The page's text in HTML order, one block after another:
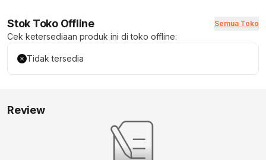
Stok Toko Offline Semua Toko
Cek ketersediaan produk ini di toko offline:
Tidak tersedia
Review